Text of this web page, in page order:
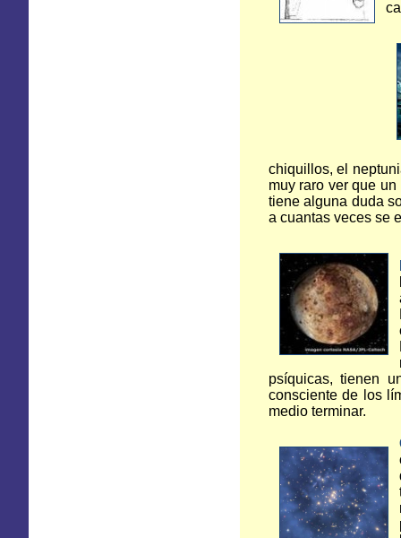
chiquillos, el
muy raro ver que
tiene alguna duda
a cuantas veces se
psíquicas, tienen
consciente de los
medio terminar.